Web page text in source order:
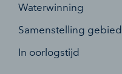
Waterwinning
Samenstelling gebied
In oorlogstijd